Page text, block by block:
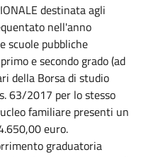
destinata agli
nell'anno
scuole pubbliche
e secondo grado (ad
della Borsa di studio
63/2017 per lo stesso
familiare presenti un
euro.
graduatoria